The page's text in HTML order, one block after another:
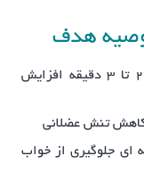
هدف
هر ۳۰ دقیقه ایستادن و قدم زدن ۲ تا ۳ دقیقه افزایش
پیاده روی ۵ تا ۱۰ دقیقه ای جلوگیری از خواب